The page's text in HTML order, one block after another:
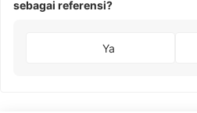
sebagai referensi?
Ya